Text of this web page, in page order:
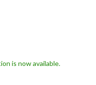
is now available.